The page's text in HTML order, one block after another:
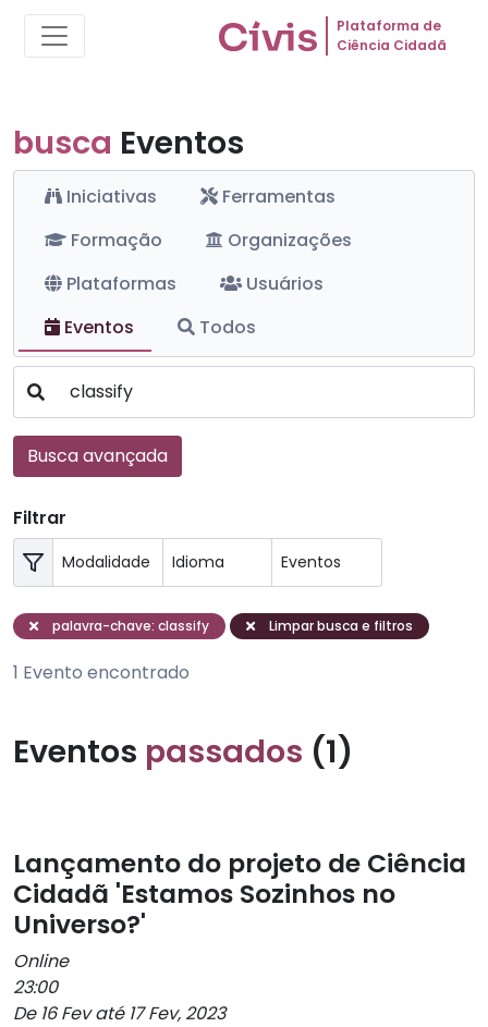
Plataforma de
Ciência Cidadã
busca Eventos
Iniciativas
Ferramentas
Formação
Organizações
Plataformas
Usuários
Eventos
Todos
Busca avançada
Filtrar
palavra-chave: classify Limpar busca e filtros
1 Evento encontrado
Eventos passados (1)
Lançamento do projeto de Ciência
Cidadã 'Estamos Sozinhos no
Universo?'
Online
23:00
De 16 Fev até 17 Fev, 2023